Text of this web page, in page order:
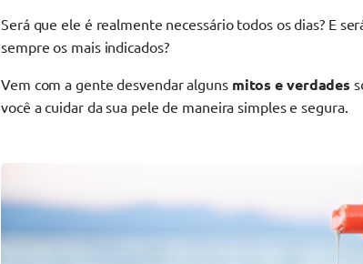
Será que ele é realmente necessário todos os dias? E
sempre os mais indicados?
Vem com a gente desvendar alguns mitos e verdades
você a cuidar da sua pele de maneira simples e segura.